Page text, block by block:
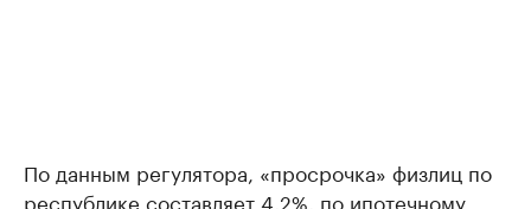
По данным регулятора, «просрочка» физлиц по
республике составляет 4,2%, по ипотечному